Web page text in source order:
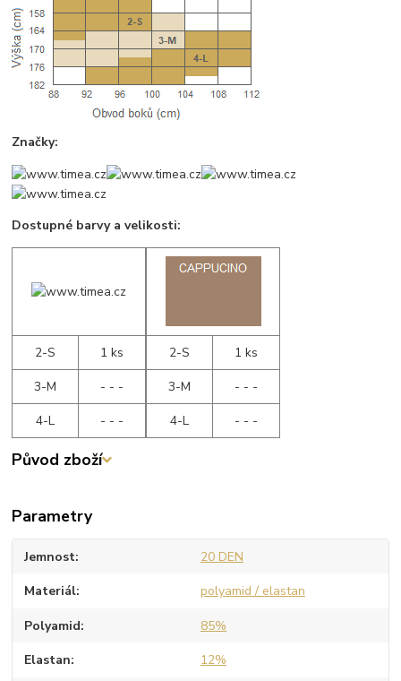
Značky:
Dostupné barvy a velikosti:
2-S
1 ks
3-M
- - -
4-L
- - -
2-S
1 ks
3-M
- - -
4-L
- - -
Původ zboží
Parametry
Jemnost 20 DEN
Materiál polyamid / elastan
Polyamid 85%
Elastan 12%